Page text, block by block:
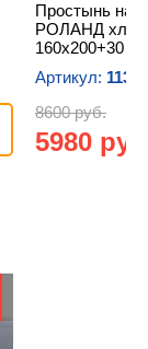
Простынь на
РОЛАНД
160х200+30
Артикул:
8600 руб.
5980